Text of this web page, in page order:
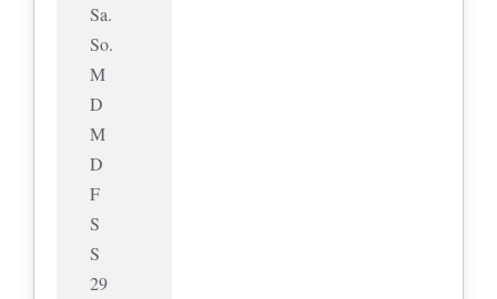
Sa.
So.
M
D
M
D
F
S
S
29